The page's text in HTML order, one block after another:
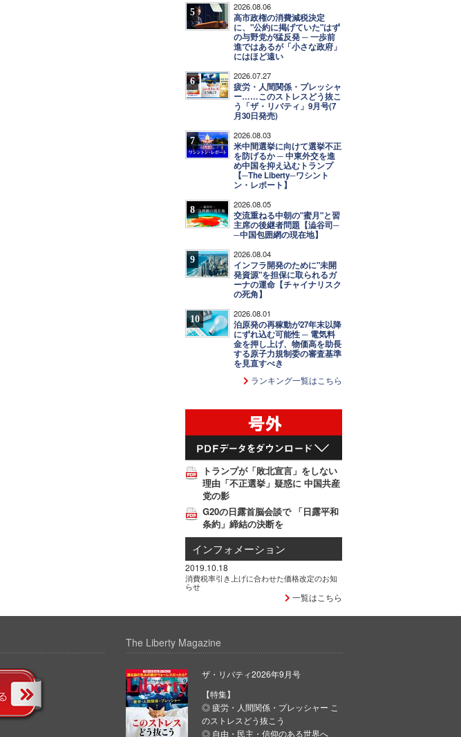
5 2026.08.06
高市政権の消費減税決定
に、"公約に掲げていた"はず
の与野党が猛反発 ─ 一歩前
進ではあるが「小さな政府」
にはほど遠い
6 2026.07.27
疲労・人間関係・プレッシャ
ー……このストレスどう抜こ
う「ザ・リバティ」9月号(7
月30日発売)
7 2026.08.03
米中間選挙に向けて選挙不正
を防げるか ─ 中東外交を進
め中国を抑え込むトランプ
【─The Liberty─ワシント
ン・レポート】
8 2026.08.05
交流重ねる中朝の"蜜月"と習
主席の後継者問題【澁谷司─
─中国包囲網の現在地】
9 2026.08.04
インフラ開発のために"未開
発資源"を担保に取られるガ
ーナの運命【チャイナリスク
の死角】
10 2026.08.01
泊原発の再稼動が27年末以降
にずれ込む可能性 ─ 電気料
金を押し上げ、物価高を助長
する原子力規制委の審査基準
を見直すべき
ランキング一覧はこちら
トランプが「敗北宣言」をしない
理由「不正選挙」疑惑に 中国共産
党の影
G20の日露首脳会談で 「日露平和
条約」締結の決断を
インフォメーション
2019.10.18
消費税率引き上げに合わせた価格改定のお知
らせ
一覧はこちら
The Liberty Magazine
ザ・リバティ2026年9月号
【特集】
◎ 疲労・人間関係・プレッシャー こ
のストレスどう抜こう
◎ 自由・民主・信仰のある世界へ